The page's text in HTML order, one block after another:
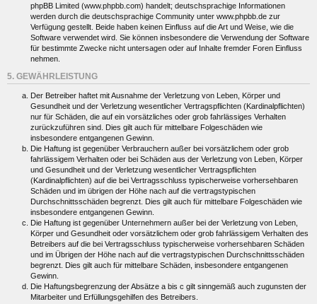
phpBB Limited (www.phpbb.com) handelt; deutschsprachige Informationen
werden durch die deutschsprachige Community unter www.phpbb.de zur
Verfügung gestellt. Beide haben keinen Einfluss auf die Art und Weise, wie die
Software verwendet wird. Sie können insbesondere die Verwendung der Software
für bestimmte Zwecke nicht untersagen oder auf Inhalte fremder Foren Einfluss
nehmen.
5. GEWÄHRLEISTUNG
Der Betreiber haftet mit Ausnahme der Verletzung von Leben, Körper und
Gesundheit und der Verletzung wesentlicher Vertragspflichten (Kardinalpflichten)
nur für Schäden, die auf ein vorsätzliches oder grob fahrlässiges Verhalten
zurückzuführen sind. Dies gilt auch für mittelbare Folgeschäden wie
insbesondere entgangenen Gewinn.
Die Haftung ist gegenüber Verbrauchern außer bei vorsätzlichem oder grob
fahrlässigem Verhalten oder bei Schäden aus der Verletzung von Leben, Körper
und Gesundheit und der Verletzung wesentlicher Vertragspflichten
(Kardinalpflichten) auf die bei Vertragsschluss typischerweise vorhersehbaren
Schäden und im übrigen der Höhe nach auf die vertragstypischen
Durchschnittsschäden begrenzt. Dies gilt auch für mittelbare Folgeschäden wie
insbesondere entgangenen Gewinn.
Die Haftung ist gegenüber Unternehmern außer bei der Verletzung von Leben,
Körper und Gesundheit oder vorsätzlichem oder grob fahrlässigem Verhalten des
Betreibers auf die bei Vertragsschluss typischerweise vorhersehbaren Schäden
und im Übrigen der Höhe nach auf die vertragstypischen Durchschnittsschäden
begrenzt. Dies gilt auch für mittelbare Schäden, insbesondere entgangenen
Gewinn.
Die Haftungsbegrenzung der Absätze a bis c gilt sinngemäß auch zugunsten der
Mitarbeiter und Erfüllungsgehilfen des Betreibers.